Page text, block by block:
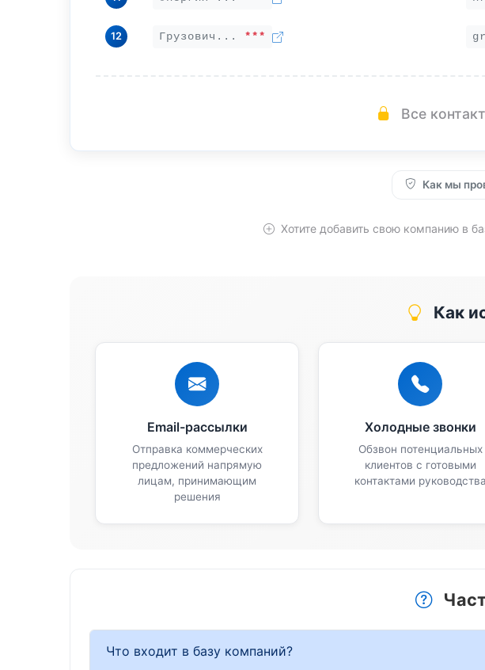
12 Грузович... ***
Все
Как мы
Хотите добавить свою компанию в
Как
Email-рассылки
Отправка коммерческих
предложений напрямую
лицам, принимающим
решения
Холодные звонки
Обзвон потенциальных
клиентов с готовыми
контактами руководства
Что входит в базу компаний?